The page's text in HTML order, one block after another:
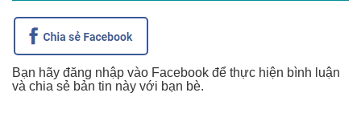
Bạn hãy đăng nhập vào Facebook để thực hiện bình luận
và chia sẻ bản tin này với bạn bè.